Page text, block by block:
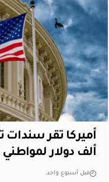
ألف دولار لمواطني 50 دولة
قبل أسبوع واحد